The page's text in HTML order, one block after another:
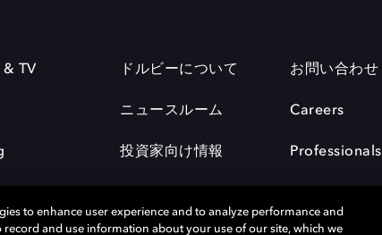
& TV ドルビーについて
ニュースルーム
投資家向け情報
お問い合わせ
Careers
Professionals
to enhance user experience and to analyze performance and
and use information about your use of our site, which we